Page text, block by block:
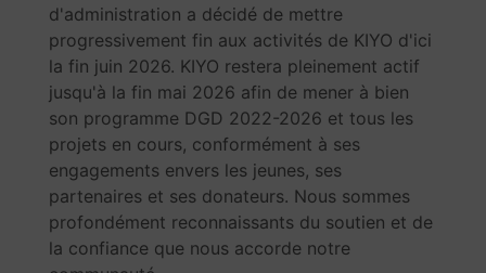
d'administration a décidé de mettre
progressivement fin aux activités de KIYO d'ici
la fin juin 2026. KIYO restera pleinement actif
jusqu'à la fin mai 2026 afin de mener à bien
son programme DGD 2022-2026 et tous les
projets en cours, conformément à ses
engagements envers les jeunes, ses
partenaires et ses donateurs. Nous sommes
profondément reconnaissants du soutien et de
la confiance que nous accorde notre